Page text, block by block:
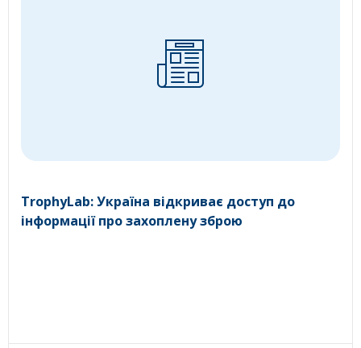
TrophyLab: Україна відкриває доступ до
інформації про захоплену зброю